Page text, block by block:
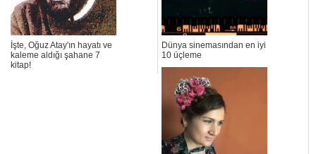
İşte, Oğuz Atay'ın hayatı ve
kaleme aldığı şahane 7
kitap!
Dünya sinemasından en iyi
10 üçleme